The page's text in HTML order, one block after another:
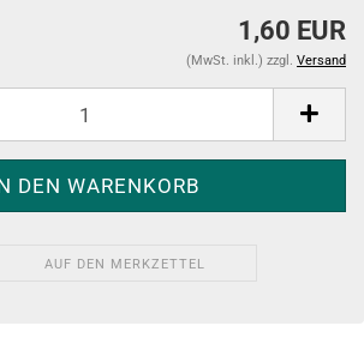
1,60 EUR
(MwSt. inkl.) zzgl. Versand
AUF DEN MERKZETTEL